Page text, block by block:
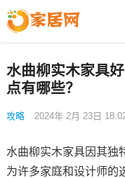
水曲柳实木家具
点有哪些？
攻略 2024年 2月 23日
水曲柳实木家具因其独
为许多家庭和设计师的